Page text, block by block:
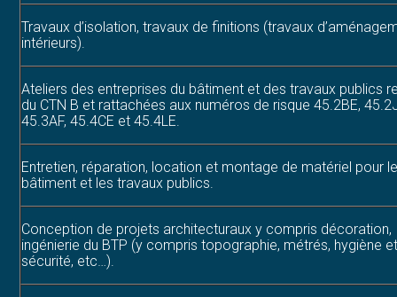
Travaux d’isolation, travaux de finitions (travaux
intérieurs).
Ateliers des entreprises du bâtiment et des travaux publics
du CTN B et rattachées aux numéros de risque 45.2BE,
45.3AF, 45.4CE et 45.4LE.
Entretien, réparation, location et montage de matériel pour
bâtiment et les travaux publics.
Conception de projets architecturaux y compris décoration,
ingénierie du BTP (y compris topographie, métrés, hygiène
sécurité, etc…).